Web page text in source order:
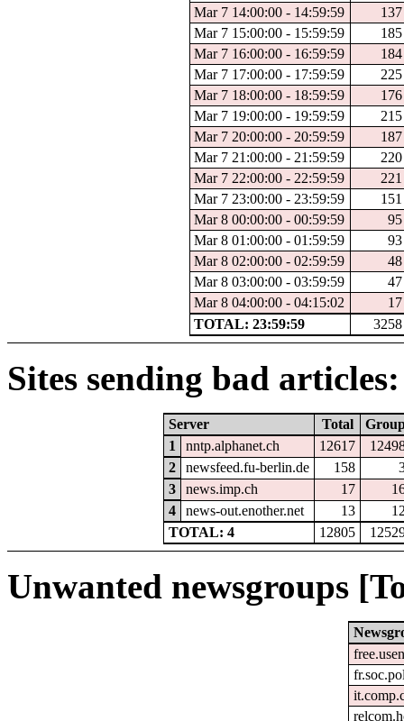
Mar 7 14:00:00 - 14:59:59
137
Mar 7 15:00:00 - 15:59:59
185
Mar 7 16:00:00 - 16:59:59
184
Mar 7 17:00:00 - 17:59:59
225
Mar 7 18:00:00 - 18:59:59
176
Mar 7 19:00:00 - 19:59:59
215
Mar 7 20:00:00 - 20:59:59
187
Mar 7 21:00:00 - 21:59:59
220
Mar 7 22:00:00 - 22:59:59
221
Mar 7 23:00:00 - 23:59:59
151
Mar 8 00:00:00 - 00:59:59
95
Mar 8 01:00:00 - 01:59:59
93
Mar 8 02:00:00 - 02:59:59
48
Mar 8 03:00:00 - 03:59:59
47
Mar 8 04:00:00 - 04:15:02
17
TOTAL: 23:59:59
3258
Sites sending bad articles:
Server Total
1
nntp.alphanet.ch 12617
2
newsfeed.fu-berlin.de 158
3
news.imp.ch 17
4
news-out.enother.net 13
TOTAL: 4
12805
Unwanted newsgroups